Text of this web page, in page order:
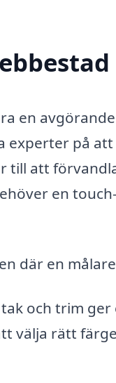
en
på
till att
en
där en
och trim
välja rätt